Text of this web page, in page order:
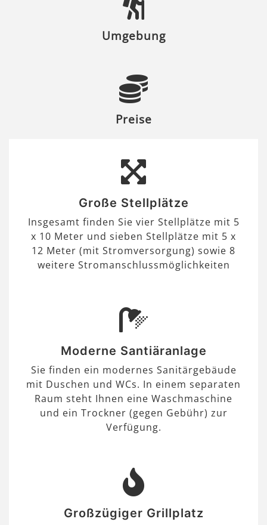
Umgebung
Preise
Große Stellplätze
Insgesamt finden Sie vier Stellplätze mit 5
x 10 Meter und sieben Stellplätze mit 5 x
12 Meter (mit Stromversorgung) sowie 8
weitere Stromanschlussmöglichkeiten
Moderne Santiäranlage
Sie finden ein modernes Sanitärgebäude
mit Duschen und WCs. In einem separaten
Raum steht Ihnen eine Waschmaschine
und ein Trockner (gegen Gebühr) zur
Verfügung.
Großzügiger Grillplatz